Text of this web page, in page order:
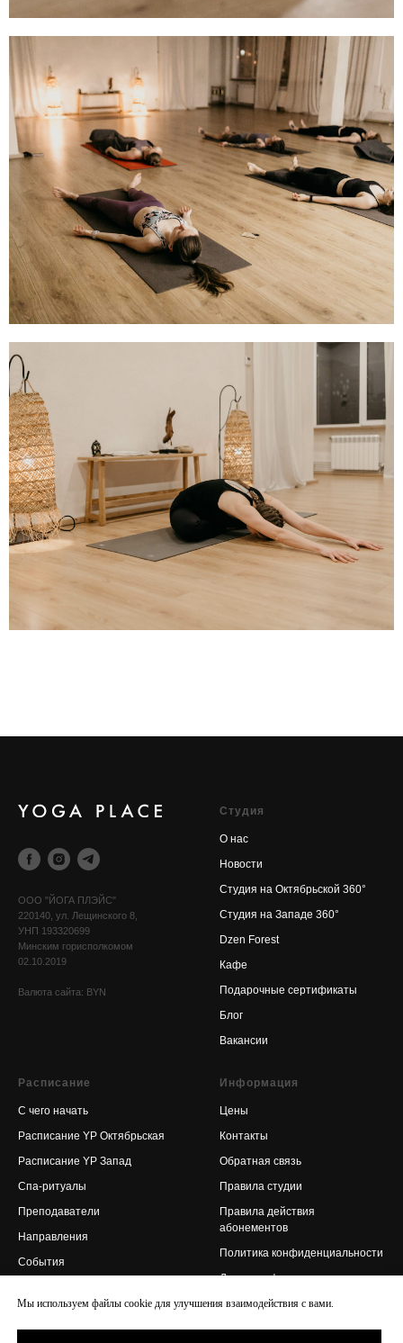
Мы используем файлы сookie для улучшения взаимодействия с вами.
OOO "ЙОГА ПЛЭЙС"
220140, ул. Лещинского 8,
УНП 193320699
Минским горисполкомом
02.10.2019
Валюта сайта: BYN
Cтудия
О нас
Новости
Cтудия на Октябрьской 360°
Cтудия на Западе 360°
Dzen Forest
Кафе
Подарочные сертификаты
Блог
Вакансии
Расписание
С чего начать
Расписание YP Октябрьская
Расписание YP Запад
Спа-ритуалы
Преподаватели
Направления
События
Корпоративная йога
Информация
Цены
Контакты
Обратная связь
Правила студии
Правила действия
абонементов
Политика конфиденциальности
Договор оферты